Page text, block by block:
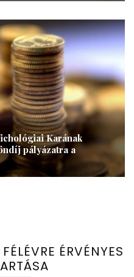
Karának
pályázatra a
ÉRVÉNYES